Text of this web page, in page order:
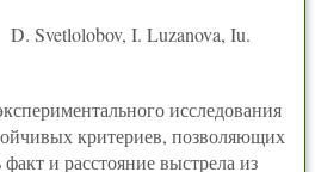
D. Svetlolobov, I. Luzanova, Iu.
исследования
критериев, позволяющих
и расстояние выстрела из